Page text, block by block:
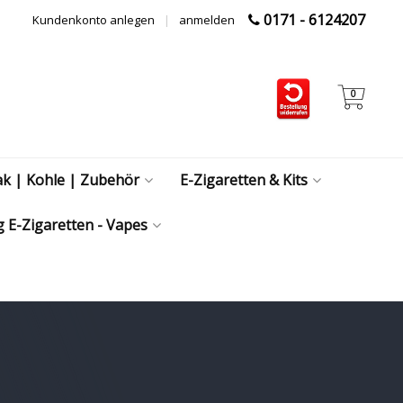
0171 - 6124207
anmelden
|
Kundenkonto anlegen
0
| Kohle | Zubehör E-Zigaretten & Kits
E-Zigaretten - Vapes